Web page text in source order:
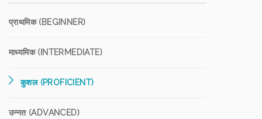
प्राथमिक (BEGINNER)
माध्यमिक (INTERMEDIATE)
कुशल (PROFICIENT)
उन्नत (ADVANCED)